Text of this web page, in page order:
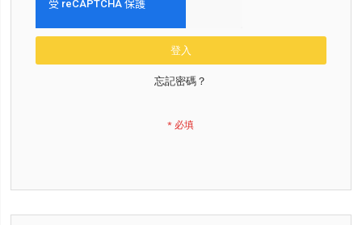
登入
忘記密碼？